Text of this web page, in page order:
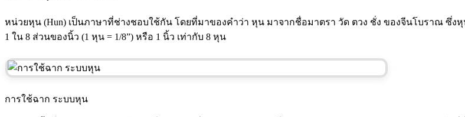
หน่วยหุน (Hun) เป็นภาษาที่ช่างชอบใช้กัน โดยที่มาของคำว่า หุน มาจากชื่อมาตรา วัด ตวง ชั่ง ของจีนโบราณ ซึ่ง
1 ใน 8 ส่วนของนิ้ว (1 หุน = 1/8”) หรือ 1 นิ้ว เท่ากับ 8 หุน
การใช้ฉาก ระบบหุน